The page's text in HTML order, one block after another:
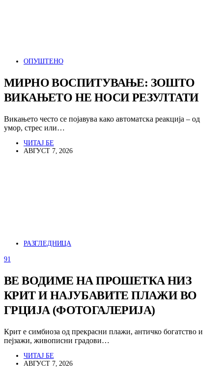
ОПУШТЕНО
МИРНО ВОСПИТУВАЊЕ: ЗОШТО
ВИКАЊЕТО НЕ НОСИ РЕЗУЛТАТИ
Викањето често се појавува како автоматска реакција – од
умор, стрес или…
ЧИТАЈ БЕ
АВГУСТ 7, 2026
РАЗГЛЕДНИЦА
91
ВЕ ВОДИМЕ НА ПРОШЕТКА НИЗ
КРИТ И НАЈУБАВИТЕ ПЛАЖИ ВО
ГРЦИЈА (ФОТОГАЛЕРИЈА)
Крит е симбиоза од прекрасни плажи, античко богатство и
пејзажи, живописни градови…
ЧИТАЈ БЕ
АВГУСТ 7, 2026